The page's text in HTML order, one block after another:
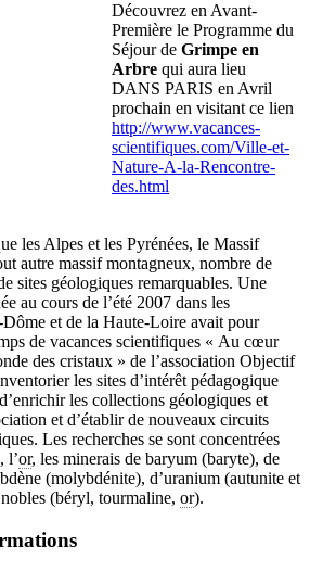
Découvrez en Avant-
Première le Programme du
Séjour de Grimpe en
Arbre qui aura lieu
DANS PARIS en Avril
prochain en visitant ce lien
http://www.vacances-
scientifiques.com/Ville-et-
Nature-A-la-Rencontre-
des.html
les Alpes et les Pyrénées, le Massif
autre massif montagneux, nombre de
sites géologiques remarquables. Une
au cours de l’été 2007 dans les
et de la Haute-Loire avait pour
de vacances scientifiques « Au cœur
des cristaux » de l’association Objectif
les sites d’intérêt pédagogique
les collections géologiques et
et d’établir de nouveaux circuits
Les recherches se sont concentrées
l’or, les minerais de baryum (baryte), de
(molybdénite), d’uranium (autunite et
(béryl, tourmaline, or).